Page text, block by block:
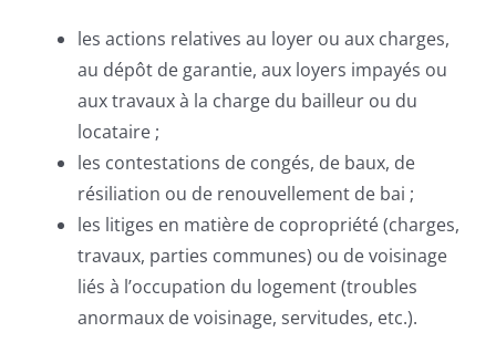
les actions relatives au loyer ou aux charges,
au dépôt de garantie, aux loyers impayés ou
aux travaux à la charge du bailleur ou du
locataire ;
les contestations de congés, de baux, de
résiliation ou de renouvellement de bai ;
les litiges en matière de copropriété (charges,
travaux, parties communes) ou de voisinage
liés à l’occupation du logement (troubles
anormaux de voisinage, servitudes, etc.).